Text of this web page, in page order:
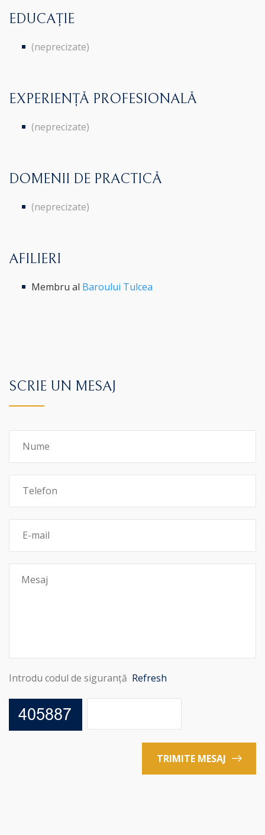
EDUCAȚIE
(neprecizate)
EXPERIENȚĂ PROFESIONALĂ
(neprecizate)
DOMENII DE PRACTICĂ
(neprecizate)
AFILIERI
Membru al Baroului Tulcea
SCRIE UN MESAJ
Introdu codul de siguranță Refresh
TRIMITE MESAJ